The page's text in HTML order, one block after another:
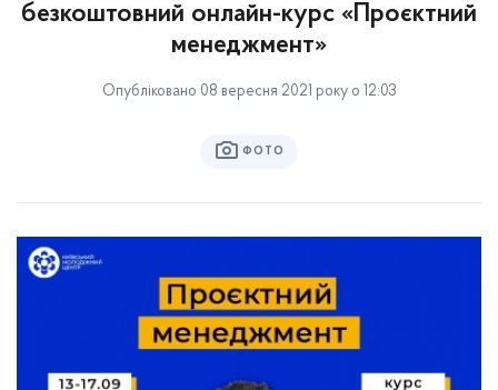
безкоштовний онлайн-курс «Проєктний
менеджмент»
Опубліковано 08 вересня 2021 року о 12:03
ФОТО